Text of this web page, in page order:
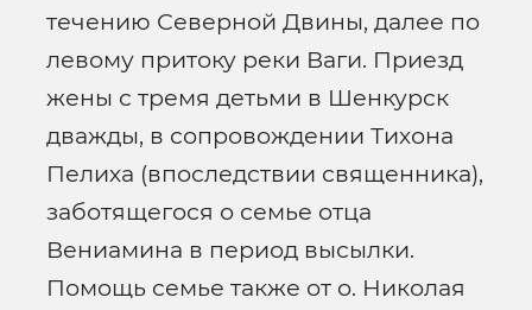
течению Северной Двины, далее по
левому притоку реки Ваги. Приезд
жены с тремя детьми в Шенкурск
дважды, в сопровождении Тихона
Пелиха (впоследствии священника),
заботящегося о семье отца
Вениамина в период высылки.
Помощь семье также от о. Николая